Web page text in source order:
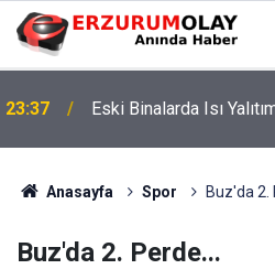
23:37 Eski Binalarda Isı
Anasayfa Spor Buz'da 2.
Buz'da 2. Perde...